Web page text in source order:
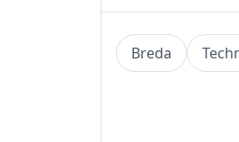
Breda